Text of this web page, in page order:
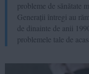
probleme de sănătate
Generații întregi au
de dinainte de anii
problemele tale de